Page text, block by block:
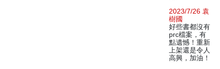
2023/7/26 袁
樹國
好些書都沒有
prc檔案，有
點遺憾！重新
上架還是令人
高興，加油！